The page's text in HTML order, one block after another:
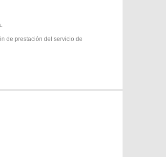
de prestación del servicio de